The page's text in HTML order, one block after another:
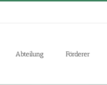
Abteilung Förderer